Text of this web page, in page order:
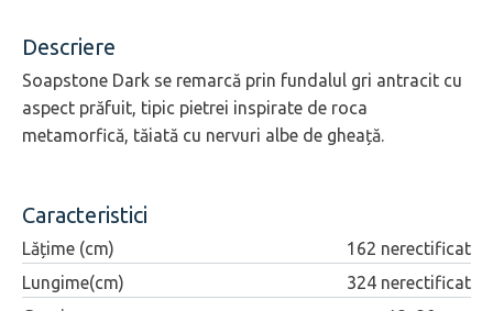
Descriere
Soapstone Dark se remarcă prin fundalul gri antracit cu
aspect prăfuit, tipic pietrei inspirate de roca
metamorfică, tăiată cu nervuri albe de gheață.
Caracteristici
Lățime (cm)
162 nerectificat
Lungime(cm)
324 nerectificat